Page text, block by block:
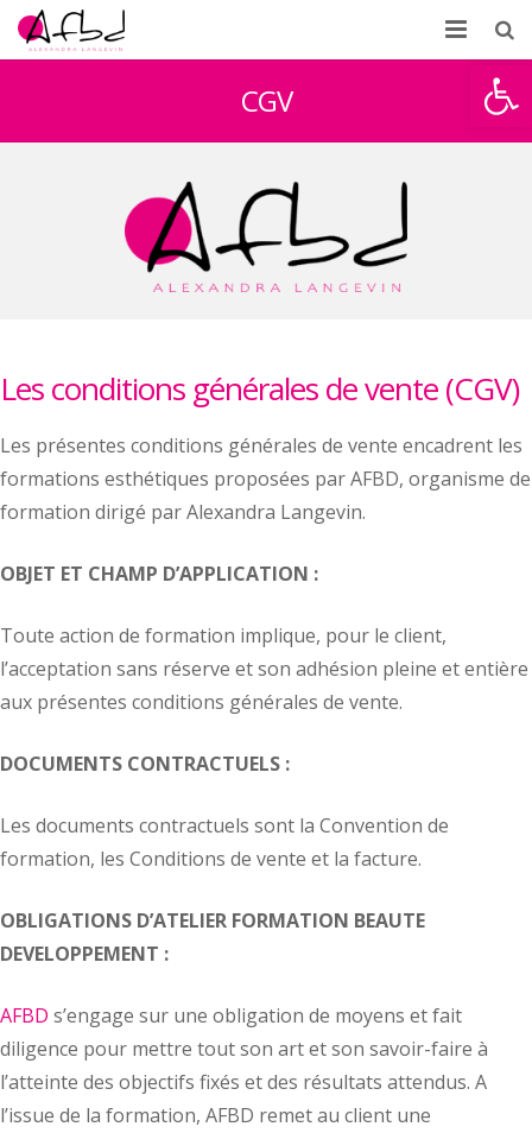
Ouvrir
À propos
Témoignages
CGV
Les conditions générales de vente (CGV)
Les présentes conditions générales de vente encadrent les
formations esthétiques proposées par AFBD, organisme de
formation dirigé par Alexandra Langevin.
OBJET ET CHAMP D’APPLICATION :
Toute action de formation implique, pour le client,
l’acceptation sans réserve et son adhésion pleine et entière
aux présentes conditions générales de vente.
DOCUMENTS CONTRACTUELS :
Les documents contractuels sont la Convention de
formation, les Conditions de vente et la facture.
OBLIGATIONS D’ATELIER FORMATION BEAUTE
DEVELOPPEMENT :
AFBD s’engage sur une obligation de moyens et fait
diligence pour mettre tout son art et son savoir-faire à
l’atteinte des objectifs fixés et des résultats attendus. A
l’issue de la formation, AFBD remet au client une